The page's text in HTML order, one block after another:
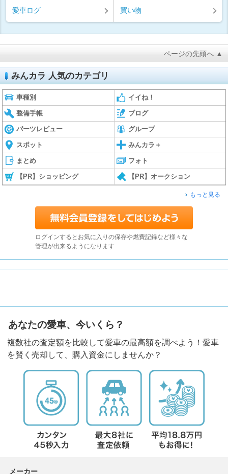
愛車ログ 買い物
ページの先頭へ ▲
みんカラ 人気のカテゴリ
車種別 イイね！
整備手帳 ブログ
パーツレビュー グループ
スポット みんカラ＋
まとめ フォト
【PR】ショッピング 【PR】オークション
もっと見る
ログインするとお気に入りの保存や燃費記録など様々な
管理が出来るようになります
あなたの愛車、今いくら？
複数社の査定額を比較して愛車の最高額を調べよう！愛車
を賢く売却して、購入資金にしませんか？
メーカー